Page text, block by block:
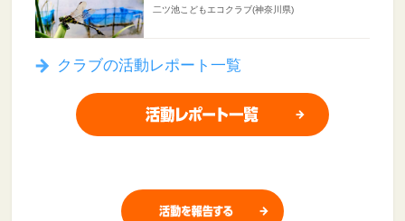
二ツ池こどもエコクラブ(神奈川県)
クラブの活動レポート一覧